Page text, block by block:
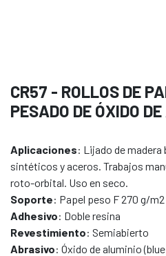
CR57 - ROLLOS DE
PESADO DE ÓXIDO
Aplicaciones: Lijado de madera
sintéticos y aceros. Trabajos
roto-orbital. Uso en seco.
Soporte: Papel peso F 270 g/m2
Adhesivo: Doble resina
Revestimiento: Semiabierto
Abrasivo: Óxido de aluminio